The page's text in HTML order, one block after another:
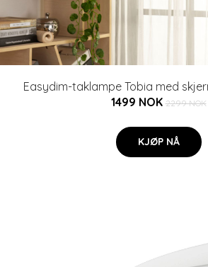
Easydim-taklampe Tobia med
1499 NOK 2299 NOK
KJØP NÅ